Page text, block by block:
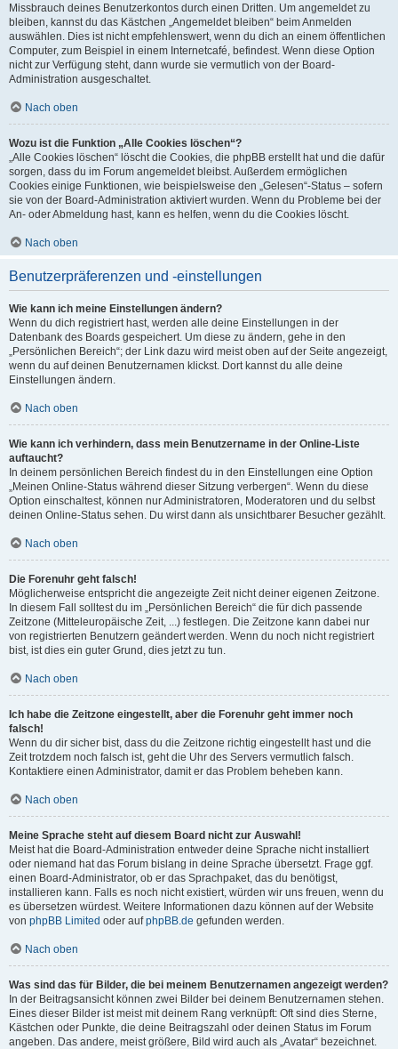
Missbrauch deines Benutzerkontos durch einen Dritten. Um angemeldet zu
bleiben, kannst du das Kästchen „Angemeldet bleiben“ beim Anmelden
auswählen. Dies ist nicht empfehlenswert, wenn du dich an einem öffentlichen
Computer, zum Beispiel in einem Internetcafé, befindest. Wenn diese Option
nicht zur Verfügung steht, dann wurde sie vermutlich von der Board-
Administration ausgeschaltet.
Nach oben
Wozu ist die Funktion „Alle Cookies löschen“?
„Alle Cookies löschen“ löscht die Cookies, die phpBB erstellt hat und die dafür
sorgen, dass du im Forum angemeldet bleibst. Außerdem ermöglichen
Cookies einige Funktionen, wie beispielsweise den „Gelesen“-Status – sofern
sie von der Board-Administration aktiviert wurden. Wenn du Probleme bei der
An- oder Abmeldung hast, kann es helfen, wenn du die Cookies löscht.
Nach oben
Benutzerpräferenzen und -einstellungen
Wie kann ich meine Einstellungen ändern?
Wenn du dich registriert hast, werden alle deine Einstellungen in der
Datenbank des Boards gespeichert. Um diese zu ändern, gehe in den
„Persönlichen Bereich“; der Link dazu wird meist oben auf der Seite angezeigt,
wenn du auf deinen Benutzernamen klickst. Dort kannst du alle deine
Einstellungen ändern.
Nach oben
Wie kann ich verhindern, dass mein Benutzername in der Online-Liste
auftaucht?
In deinem persönlichen Bereich findest du in den Einstellungen eine Option
„Meinen Online-Status während dieser Sitzung verbergen“. Wenn du diese
Option einschaltest, können nur Administratoren, Moderatoren und du selbst
deinen Online-Status sehen. Du wirst dann als unsichtbarer Besucher gezählt.
Nach oben
Die Forenuhr geht falsch!
Möglicherweise entspricht die angezeigte Zeit nicht deiner eigenen Zeitzone.
In diesem Fall solltest du im „Persönlichen Bereich“ die für dich passende
Zeitzone (Mitteleuropäische Zeit, ...) festlegen. Die Zeitzone kann dabei nur
von registrierten Benutzern geändert werden. Wenn du noch nicht registriert
bist, ist dies ein guter Grund, dies jetzt zu tun.
Nach oben
Ich habe die Zeitzone eingestellt, aber die Forenuhr geht immer noch
falsch!
Wenn du dir sicher bist, dass du die Zeitzone richtig eingestellt hast und die
Zeit trotzdem noch falsch ist, geht die Uhr des Servers vermutlich falsch.
Kontaktiere einen Administrator, damit er das Problem beheben kann.
Nach oben
Meine Sprache steht auf diesem Board nicht zur Auswahl!
Meist hat die Board-Administration entweder deine Sprache nicht installiert
oder niemand hat das Forum bislang in deine Sprache übersetzt. Frage ggf.
einen Board-Administrator, ob er das Sprachpaket, das du benötigst,
installieren kann. Falls es noch nicht existiert, würden wir uns freuen, wenn du
es übersetzen würdest. Weitere Informationen dazu können auf der Website
von phpBB Limited oder aufphpBB.de gefunden werden.
Nach oben
Was sind das für Bilder, die bei meinem Benutzernamen angezeigt werden?
In der Beitragsansicht können zwei Bilder bei deinem Benutzernamen stehen.
Eines dieser Bilder ist meist mit deinem Rang verknüpft: Oft sind dies Sterne,
Kästchen oder Punkte, die deine Beitragszahl oder deinen Status im Forum
angeben. Das andere, meist größere, Bild wird auch als „Avatar“ bezeichnet.